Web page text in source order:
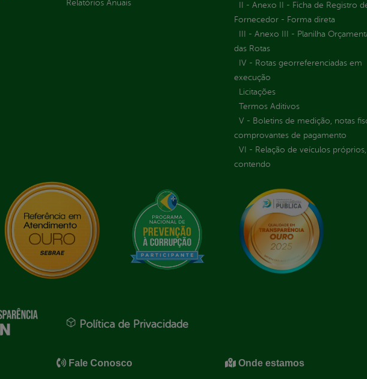
Relatórios Anuais
II - Anexo II - Ficha de Registro
Fornecedor - Forma direta
III - Anexo III - Planilha
das Rotas
IV - Rotas georreferenciadas em
execução
Licitações
Termos Aditivos
V - Boletins de medição, notas
comprovantes de pagamento
VI - Relação de veículos próprios,
contendo
Política de Privacidade
Fale Conosco Onde estamos